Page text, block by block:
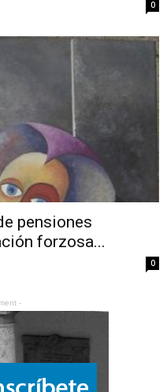
0
pensiones
forzosa...
0
-